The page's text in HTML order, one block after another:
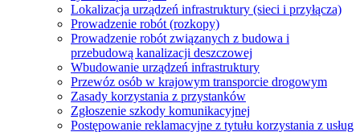
Lokalizacja urządzeń infrastruktury (sieci i przyłącza)
Prowadzenie robót (rozkopy)
Prowadzenie robót związanych z budowa i
przebudową kanalizacji deszczowej
Wbudowanie urządzeń infrastruktury
Przewóz osób w krajowym transporcie drogowym
Zasady korzystania z przystanków
Zgłoszenie szkody komunikacyjnej
Postępowanie reklamacyjne z tytułu korzystania z usług